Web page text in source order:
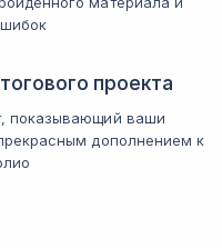
проекта
показывающий ваши
дополнением к